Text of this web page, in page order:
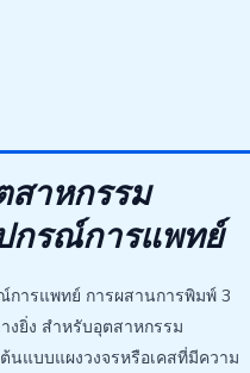
สาหกรรม
กรณ์การแพทย์
ารแพทย์ การผสานการพิมพ์ 3
ยิ่ง สำหรับอุตสาหกรรม
นแบบแผงวงจรหรือเคสที่มีความ